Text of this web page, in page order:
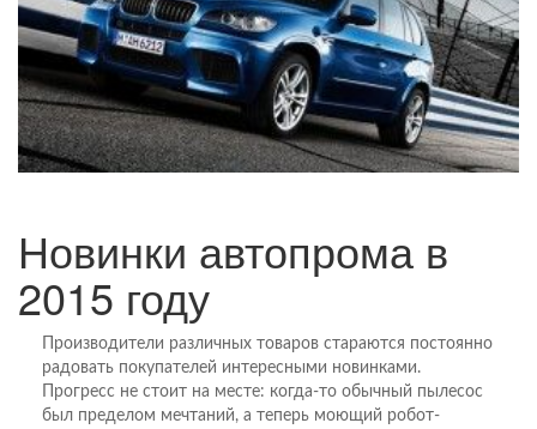
Новинки автопрома в
2015 году
Производители различных товаров стараются постоянно
радовать покупателей интересными новинками.
Прогресс не стоит на месте: когда-то обычный пылесос
был пределом мечтаний, а теперь моющий робот-